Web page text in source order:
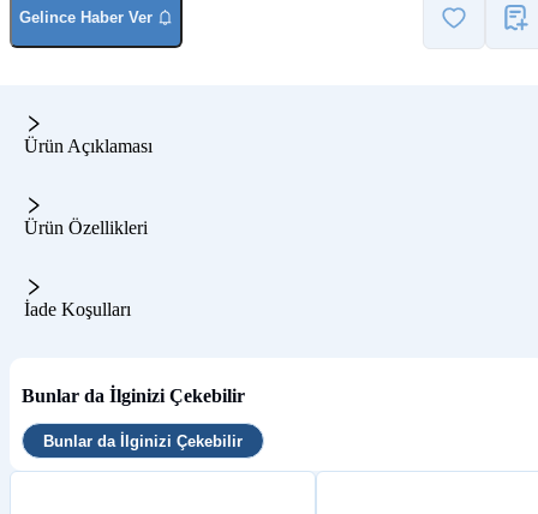
Gelince Haber Ver
Ürün Açıklaması
Ürün Özellikleri
İade Koşulları
Bunlar da İlginizi Çekebilir
Bunlar da İlginizi Çekebilir